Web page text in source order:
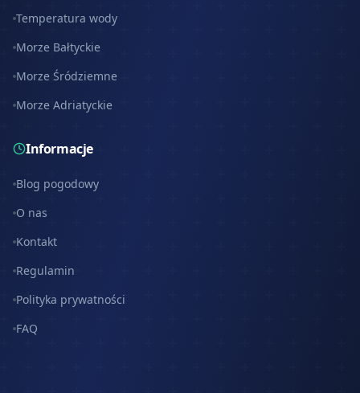
Temperatura wody
Morze Bałtyckie
Morze Śródziemne
Morze Adriatyckie
Informacje
Blog pogodowy
O nas
Kontakt
Regulamin
Polityka prywatności
FAQ